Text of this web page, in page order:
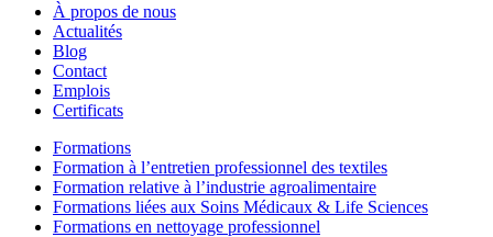
À propos de nous
Actualités
Blog
Contact
Emplois
Certificats
Formations
Formation à l’entretien professionnel des textiles
Formation relative à l’industrie agroalimentaire
Formations liées aux Soins Médicaux & Life Sciences
Formations en nettoyage professionnel